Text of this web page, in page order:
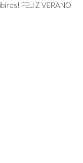
FELIZ VERANO